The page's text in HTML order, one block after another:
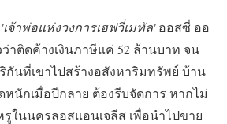
'เจ้าพ่อแห่งวงการเฮฟวี่เมทัล'ออสซี่ ออ
าติดค้างเงินภาษีแค่ 52 ล้านบาท จน
กันที่เขาไปสร้างอสังหาริมทรัพย์ บ้าน
นักเมื่อปีกลาย ต้องรีบจัดการ หากไม่
ในนครลอสแอนเจลีส เพื่อนำไปขาย